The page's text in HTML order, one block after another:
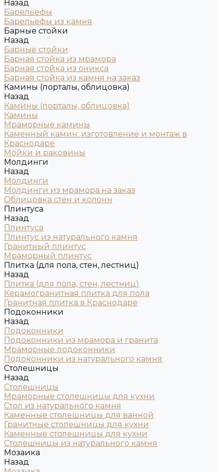
Назад
Барельефы
Барельефы из камня
Барные стойки
Назад
Барные стойки
Барная стойка из мрамора
Барная стойка из оникса
Барная стойка из камня на заказ
Камины (порталы, облицовка)
Назад
Камины (порталы, облицовка)
Камины
Мраморные камины
Каменный камин: изготовление и монтаж в
Краснодаре
Мойки и раковины
Молдинги
Назад
Молдинги
Молдинги из мрамора на заказ
Облицовка стен и колонн
Плинтуса
Назад
Плинтуса
Плинтус из натурального камня
Гранитный плинтус
Мраморный плинтус
Плитка (для пола, стен, лестниц)
Назад
Плитка (для пола, стен, лестниц)
Керамогранитная плитка для пола
Гранитная плитка в Краснодаре
Подоконники
Назад
Подоконники
Подоконники из мрамора и гранита
Мраморные подоконники
Подоконники из натурального камня
Столешницы
Назад
Столешницы
Мраморные столешницы для кухни
Стол из натурального камня
Каменные столешницы для ванной
Гранитные столешницы для кухни
Каменные столешницы для кухни
Столешницы из натурального камня
Мозаика
Назад